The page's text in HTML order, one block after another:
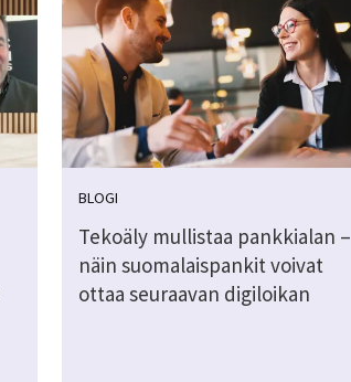
BLOGI
Tekoäly mullistaa pankkialan –
näin suomalaispankit voivat
ottaa seuraavan digiloikan